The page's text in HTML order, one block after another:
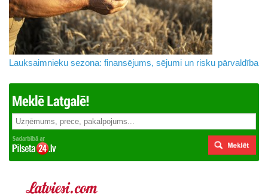
Lauksaimnieku sezona: finansējums, sējumi un risku pārvaldība